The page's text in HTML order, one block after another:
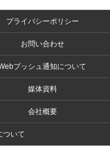
プライバシーポリシー
お問い合わせ
プッシュ通知について
媒体資料
会社概要
ついて